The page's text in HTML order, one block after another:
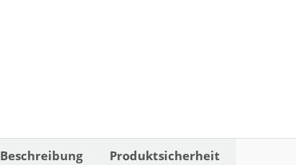
Beschreibung Produktsicherheit